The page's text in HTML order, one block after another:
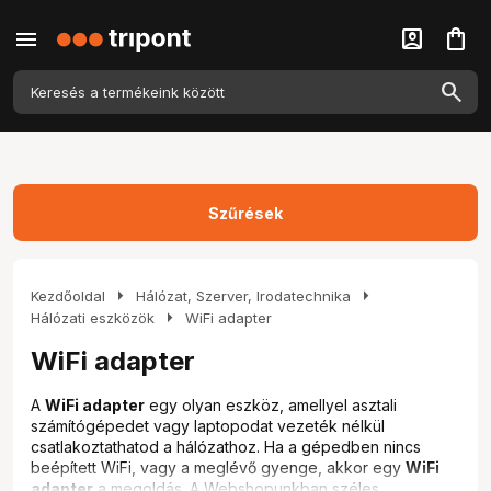
menu account_box shopping_bag
Kezdőoldal arrow_right Hálózat, Szerver, Irodatechnika arrow_right
Hálózati eszközök arrow_right WiFi adapter
WiFi adapter
A WiFi adapter egy olyan eszköz, amellyel asztali
számítógépedet vagy laptopodat vezeték nélkül
csatlakoztathatod a hálózathoz. Ha a gépedben nincs
beépített WiFi, vagy a meglévő gyenge, akkor egy WiFi
Szűrések